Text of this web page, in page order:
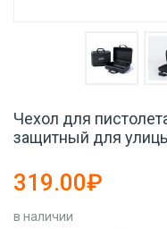
Чехол для
защитный для
319.00₽
в наличии